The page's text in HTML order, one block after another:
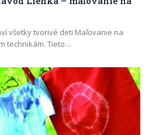
všetky tvorivé deti Maľovanie na
technikám. Tieto…